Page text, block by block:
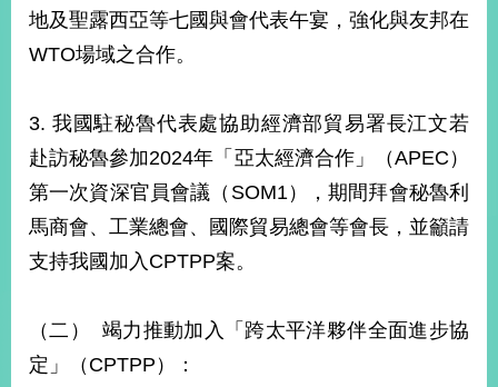
資
與
地
區
國
際
政
府
地及聖露西亞等七國與會代表午宴，強化與友邦在
WTO場域之合作。
3. 我國駐秘魯代表處協助經濟部貿易署長江文若
赴訪秘魯參加2024年「亞太經濟合作」（APEC）
第一次資深官員會議（SOM1），期間拜會秘魯利
馬商會、工業總會、國際貿易總會等會長，並籲請
支持我國加入CPTPP案。
（二） 竭力推動加入「跨太平洋夥伴全面進步協
定」（CPTPP）：